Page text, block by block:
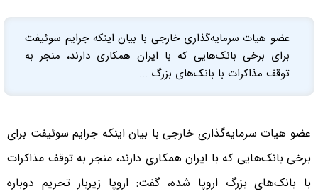
عضو هیات سرمایه‌گذاری خارجی با بیان اینکه جرایم سوئیفت
برای برخی بانک‌هایی که با ایران همکاری دارند، منجر به
توقف مذاکرات با بانک‌های بزرگ ...
عضو هیات سرمایه‌گذاری خارجی با بیان اینکه جرایم سوئیفت برای
برخی بانک‌هایی که با ایران همکاری دارند، منجر به توقف مذاکرات
با بانک‌های بزرگ اروپا شده، گفت: اروپا زیربار تحریم دوباره